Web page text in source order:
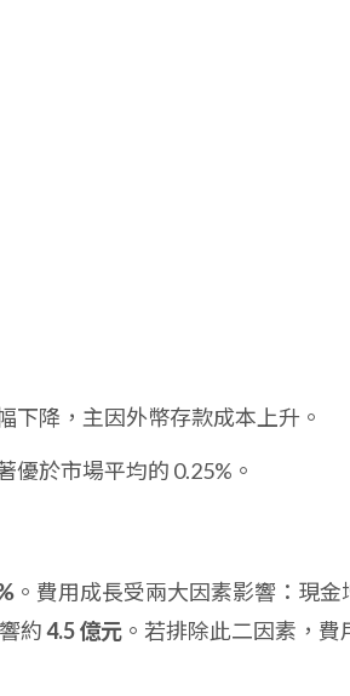
下降，主因外幣存款成本上升。
優於市場平均的 0.25%。
。費用成長受兩大因素影響：現金
約4.5 億元 。若排除此二因素，費